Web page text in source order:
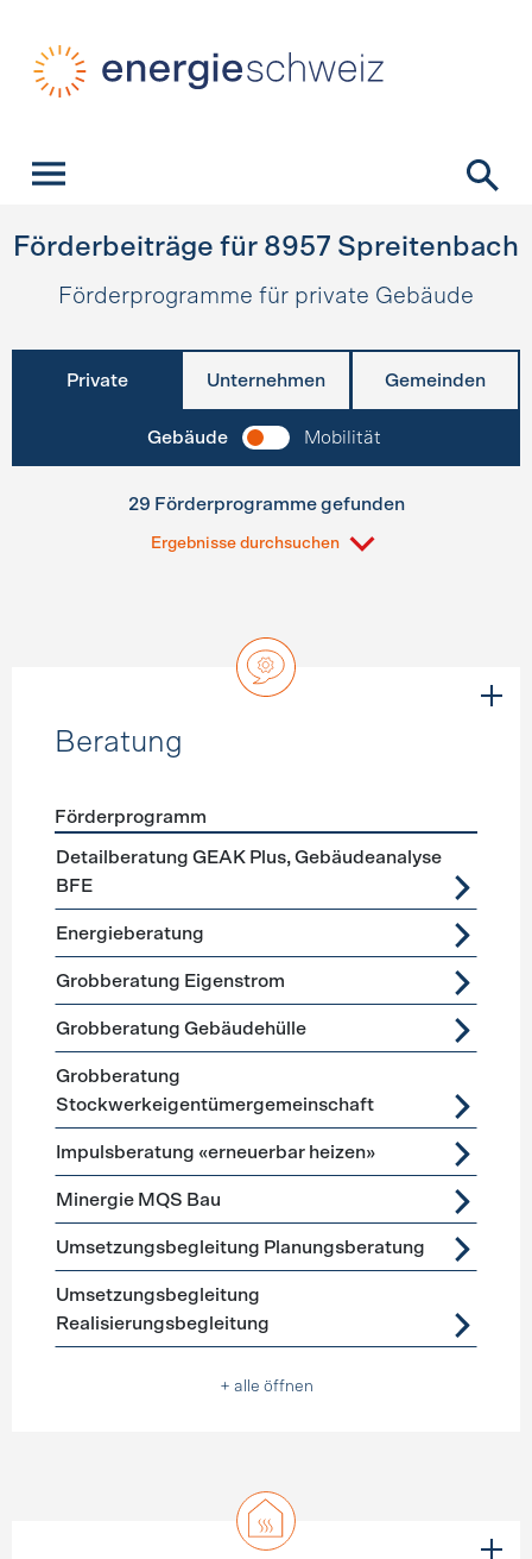
Förderbeiträge für 8957 Spreitenbach
Förderprogramme für private Gebäude
Private Unternehmen Gemeinden
Gebäude Mobilität
29 Förderprogramme gefunden
Ergebnisse durchsuchen
Beratung
Förderprogramme Beratung
Förderprogramm
Detailberatung GEAK Plus, Gebäudeanalyse
BFE
Energieberatung
Grobberatung Eigenstrom
Grobberatung Gebäudehülle
Grobberatung
Stockwerkeigentümergemeinschaft
Impulsberatung «erneuerbar heizen»
Minergie MQS Bau
Umsetzungsbegleitung Planungsberatung
Umsetzungsbegleitung
Realisierungsbegleitung
+ alle öffnen